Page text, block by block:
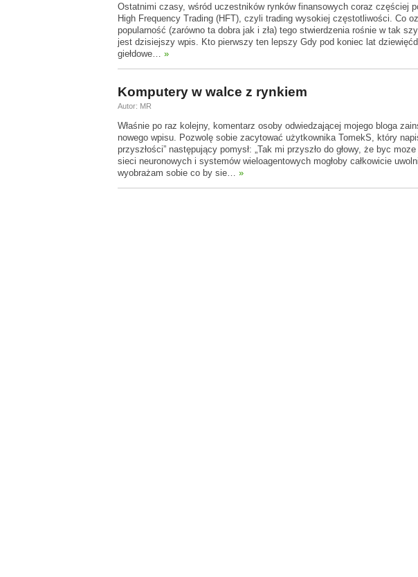
Ostatnimi czasy, wśród uczestników rynków finansowych coraz częściej
High Frequency Trading (HFT), czyli trading wysokiej częstotliwości. Co
popularność (zarówno ta dobra jak i zła) tego stwierdzenia rośnie w tak
jest dzisiejszy wpis. Kto pierwszy ten lepszy Gdy pod koniec lat
giełdowe…
»
Komputery w walce z rynkiem
Autor: MR
Właśnie po raz kolejny, komentarz osoby odwiedzającej mojego bloga
nowego wpisu. Pozwolę sobie zacytować użytkownika TomekS, który
przyszłości” następujący pomysł: „Tak mi przyszło do głowy, że byc
sieci neuronowych i systemów wieloagentowych mogłoby całkowicie
wyobrażam sobie co by sie… »